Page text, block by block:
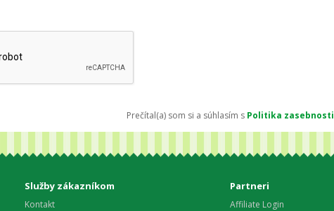
Prečítal(a) som si a súhlasím s Politika zasebnosti
Služby zákazníkom
Kontakt
Partneri
Affiliate Login